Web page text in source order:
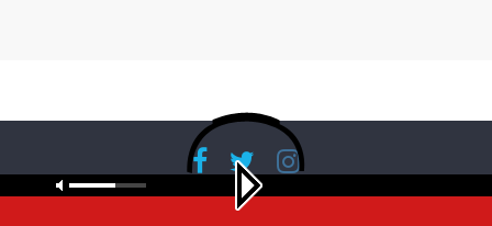
Copyright © 2026RadioBanglaNet. All rights reserved.